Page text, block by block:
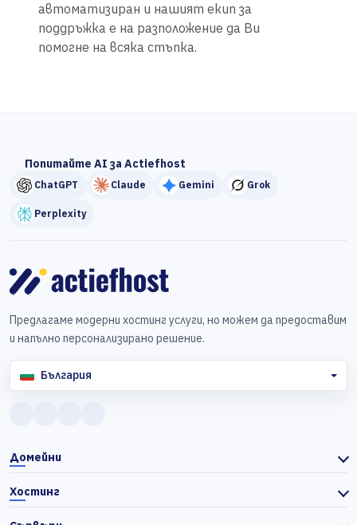
автоматизиран и нашият екип за
поддръжка е на разположение да Ви
помогне на всяка стъпка.
Попитайте AI за Actiefhost
ChatGPT Claude Gemini Grok
Perplexity
Предлагаме модерни хостинг услуги, но можем да предоставим
и напълно персонализирано решение.
България
Домейни
Хостинг